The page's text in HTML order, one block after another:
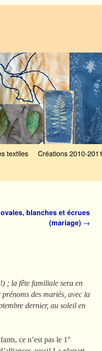
textiles Créations 2010-2011
blanches et écrues
(mariage) →
; la fête familiale sera en
des mariés, avec la
dernier, au soleil en
ce n’est pas le 1°